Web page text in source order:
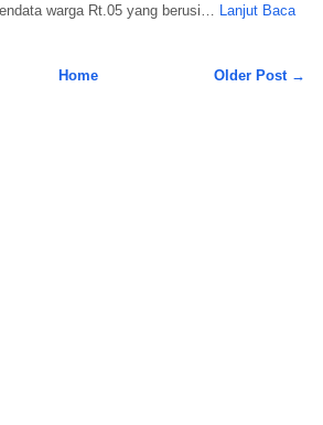
warga Rt.05 yang berusi…
Lanjut Baca
Older Post →
Home